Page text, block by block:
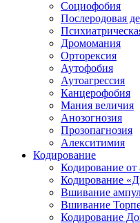
Социофобия
Послеродовая
Дромомания
Орторексия
Аутофобия
Аутоагрессия
Канцерофобия
Мания величия
Анозогнозия
Прозопагнозия
Алекситимия
Кодирование
Кодирование от
Кодирование
Вшивание
Вшивание
Кодирование